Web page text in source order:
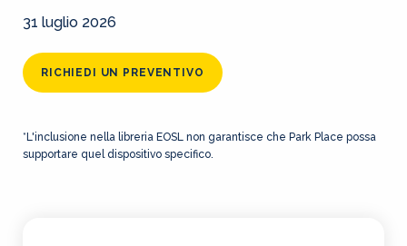
31 luglio 2026
RICHIEDI UN PREVENTIVO
*L'inclusione nella libreria EOSL non garantisce che Park Place possa
supportare quel dispositivo specifico.